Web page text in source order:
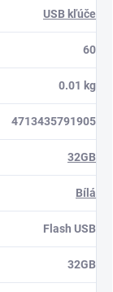
USB kľúče
60
0.01 kg
4713435791905
32GB
Bílá
Flash USB
32GB